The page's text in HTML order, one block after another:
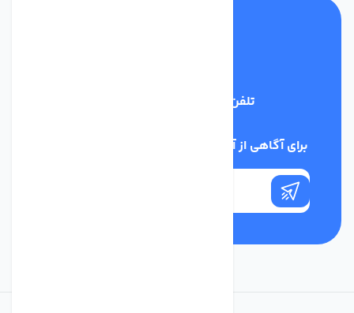
تلفن پشتیبانی
برای آگاهی از آخرین اخبار در خبرنامه ما عضو شوید